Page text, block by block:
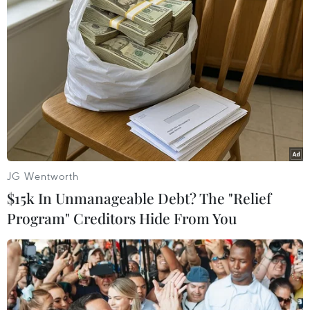
(TTXVN/Vietnam+)
#Thành ủy Hà Nội
#Phòng chống COVID-19
#Đinh Tiến Dũng
#Ủng hộ
#Hỗ trợ nhu yếu phẩm
#quyên góp
TP. Hà Nội
JG Wentworth
$15k In Unmanageable Debt? The "Relief
Program" Creditors Hide From You